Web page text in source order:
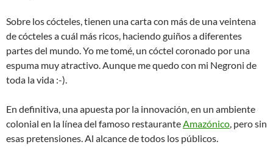
Sobre los cócteles, tienen una carta con más de una veintena
de cócteles a cuál más ricos, haciendo guiños a diferentes
partes del mundo. Yo me tomé, un cóctel coronado por una
espuma muy atractivo. Aunque me quedo con mi Negroni de
toda la vida :-).
En definitiva, una apuesta por la innovación, en un ambiente
colonial en la línea del famoso restauranteAmazónico, pero sin
esas pretensiones. Al alcance de todos los públicos.